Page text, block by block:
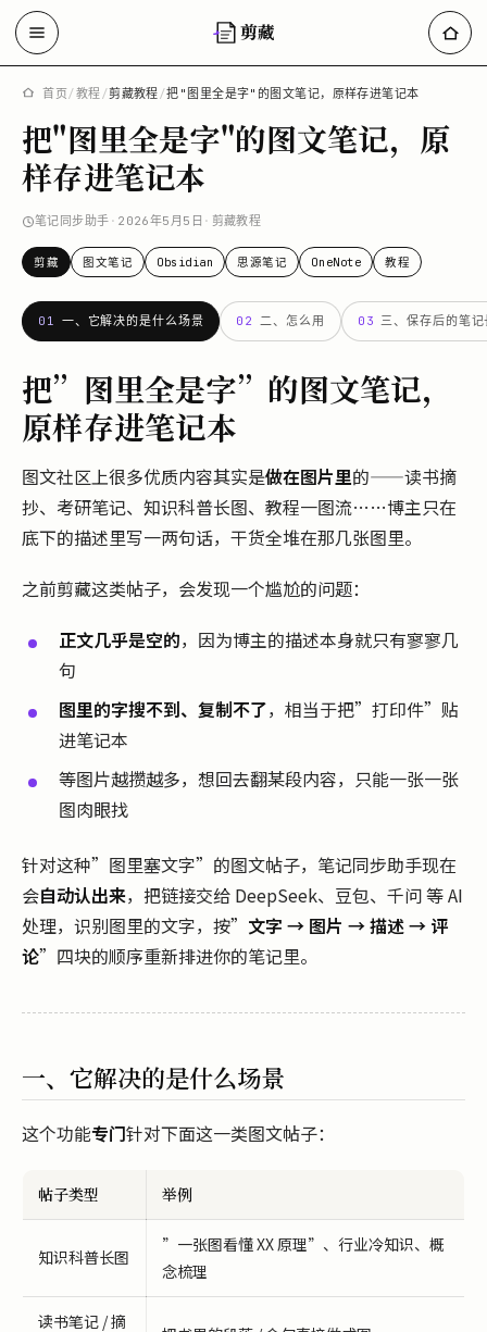
剪藏
首页/教程/剪藏教程/把"图里全是字"的图文笔记，原样存进笔记本
把"图里全是字"的图文笔记，原
样存进笔记本
笔记同步助手 · 2026年5月5日 · 剪藏教程
剪藏 图文笔记 Obsidian 思源笔记 OneNote 教程
01 一、它解决的是什么场景 02 二、怎么用 03 三、保存后的笔
把”图里全是字”的图文笔记，
原样存进笔记本
图文社区上很多优质内容其实是做在图片里的——读书摘
抄、考研笔记、知识科普长图、教程一图流……博主只在
底下的描述里写一两句话，干货全堆在那几张图里。
之前剪藏这类帖子，会发现一个尴尬的问题：
正文几乎是空的，因为博主的描述本身就只有寥寥几
句
图里的字搜不到、复制不了，相当于把”打印件”贴
进笔记本
等图片越攒越多，想回去翻某段内容，只能一张一张
图肉眼找
针对这种”图里塞文字”的图文帖子，笔记同步助手现在
会自动认出来，把链接交给 DeepSeek、豆包、千问 等 AI
处理，识别图里的文字，按” 文字 → 图片 → 描述 → 评
论”四块的顺序重新排进你的笔记里。
一、它解决的是什么场景
这个功能专门针对下面这一类图文帖子：
帖子类型 举例
知识科普长图
”一张图看懂 XX 原理”、行业冷知识、概
念梳理
读书笔记 / 摘